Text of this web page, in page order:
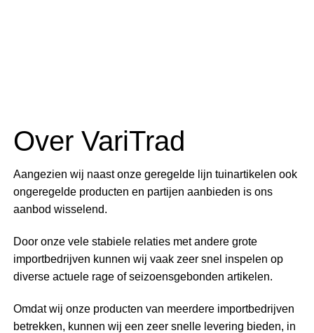
Over VariTrad
Aangezien wij naast onze geregelde lijn tuinartikelen ook
ongeregelde producten en partijen aanbieden is ons
aanbod wisselend.
Door onze vele stabiele relaties met andere grote
importbedrijven kunnen wij vaak zeer snel inspelen op
diverse actuele rage of seizoensgebonden artikelen.
Omdat wij onze producten van meerdere importbedrijven
betrekken, kunnen wij een zeer snelle levering bieden, in